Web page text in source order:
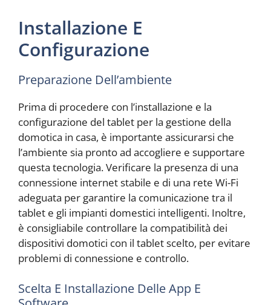
Installazione E
Configurazione
Preparazione Dell’ambiente
Prima di procedere con l’installazione e la
configurazione del tablet per la gestione della
domotica in casa, è importante assicurarsi che
l’ambiente sia pronto ad accogliere e supportare
questa tecnologia. Verificare la presenza di una
connessione internet stabile e di una rete Wi-Fi
adeguata per garantire la comunicazione tra il
tablet e gli impianti domestici intelligenti. Inoltre,
è consigliabile controllare la compatibilità dei
dispositivi domotici con il tablet scelto, per evitare
problemi di connessione e controllo.
Scelta E Installazione Delle App E